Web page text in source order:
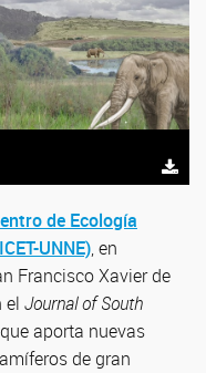
de Ecología
UNNE), en
Francisco Xavier de
el Journal of South
aporta nuevas
de gran